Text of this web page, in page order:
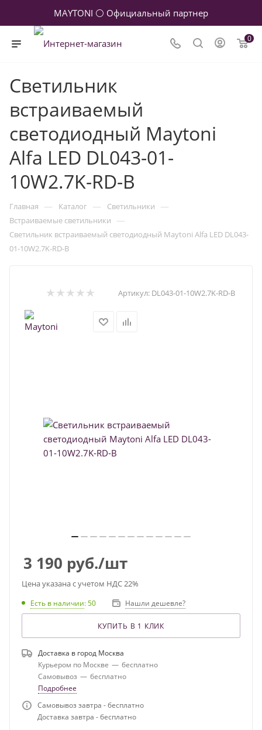
MAYTONI ⚪ Официальный партнер
0
Светильник
встраиваемый
светодиодный Maytoni
Alfa LED DL043-01-
10W2.7K-RD-B
Главная — Каталог — Светильники —
Встраиваемые светильники —
Светильник встраиваемый светодиодный Maytoni Alfa LED DL043-
01-10W2.7K-RD-B
Артикул: DL043-01-10W2.7K-RD-B
3 190 руб./шт
Цена указана с учетом НДС 22%
Есть в наличии: 50 Нашли дешевле?
КУПИТЬ В 1 КЛИК
Доставка в город Москва
Курьером по Москве — бесплатно
Самовывоз — бесплатно
Подробнее
Самовывоз завтра - бесплатно
Доставка завтра - бесплатно